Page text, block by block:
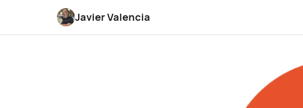
Javier Valencia